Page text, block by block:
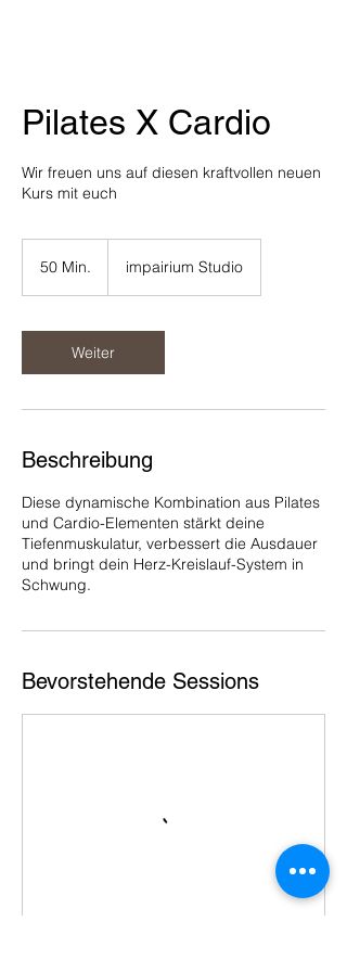
Pilates X Cardio
Wir freuen uns auf diesen kraftvollen neuen
Kurs mit euch
50 Min.
i
n
.
impairium Studio
Weiter
Beschreibung
Diese dynamische Kombination aus Pilates
und Cardio-Elementen stärkt deine
Tiefenmuskulatur, verbessert die Ausdauer
und bringt dein Herz-Kreislauf-System in
Schwung.
Bevorstehende Sessions